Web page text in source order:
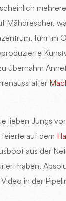
Mähdrescher,
fuhr im
übernahm
lieben Jungs
auf dem
aus der
haben.
in der